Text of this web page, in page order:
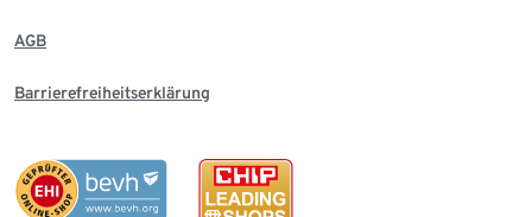
AGB
Barrierefreiheitserklärung